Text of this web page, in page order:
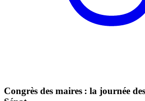
Congrès des maires : la journée